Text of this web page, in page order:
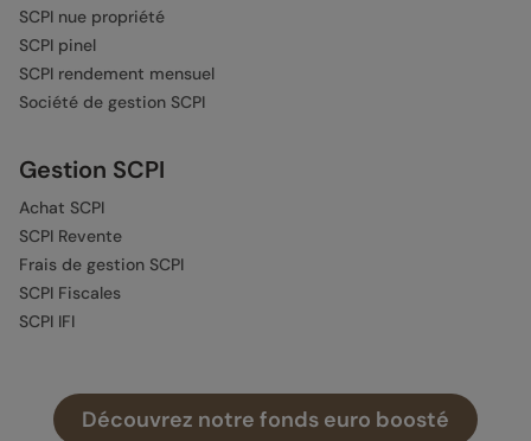
Découvrez notre fonds euro boosté
SCPI nue propriété
SCPI pinel
SCPI rendement mensuel
Société de gestion SCPI
Gestion SCPI
Achat SCPI
SCPI Revente
Frais de gestion SCPI
SCPI Fiscales
SCPI IFI
Autres guides
OPCI